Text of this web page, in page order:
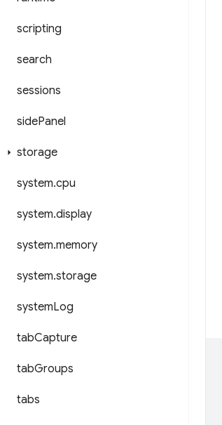
scripting
search
sessions
sidePanel
storage
system.cpu
system.display
system.memory
system.storage
systemLog
tabCapture
tabGroups
tabs